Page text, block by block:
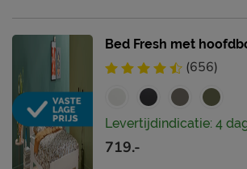
Bed Fresh met
(656)
Levertijdindicatie: 4
719.-